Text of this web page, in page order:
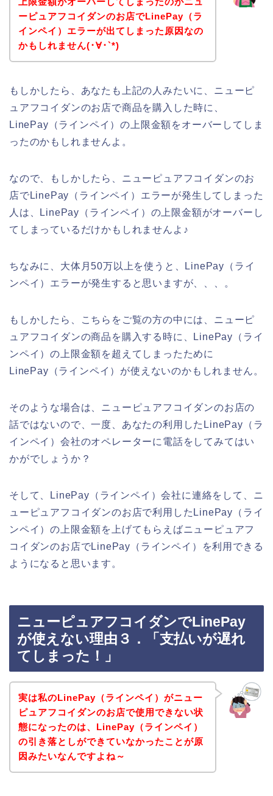
ーピュアフコイダンのお店でLinePay（ラ
インペイ）エラーが出てしまった原因なの
かもしれません(･∀･`*)
もしかしたら、あなたも上記の人みたいに、ニューピ
ュアフコイダンのお店で商品を購入した時に、
LinePay（ラインペイ）の上限金額をオーバーしてしま
ったのかもしれませんよ。
なので、もしかしたら、ニューピュアフコイダンのお
店でLinePay（ラインペイ）エラーが発生してしまった
人は、LinePay（ラインペイ）の上限金額がオーバーし
てしまっているだけかもしれませんよ♪
ちなみに、大体月50万以上を使うと、LinePay（ライ
ンペイ）エラーが発生すると思いますが、、、。
もしかしたら、こちらをご覧の方の中には、ニューピ
ュアフコイダンの商品を購入する時に、LinePay（ライ
ンペイ）の上限金額を超えてしまったために
LinePay（ラインペイ）が使えないのかもしれません。
そのような場合は、ニューピュアフコイダンのお店の
話ではないので、一度、あなたの利用したLinePay（ラ
インペイ）会社のオペレーターに電話をしてみてはい
かがでしょうか？
そして、LinePay（ラインペイ）会社に連絡をして、ニ
ューピュアフコイダンのお店で利用したLinePay（ライ
ンペイ）の上限金額を上げてもらえばニューピュアフ
コイダンのお店でLinePay（ラインペイ）を利用できる
ようになると思います。
ニューピュアフコイダンでLinePay
が使えない理由３．「支払いが遅れ
てしまった！」
実は私のLinePay（ラインペイ）がニュー
ピュアフコイダンのお店で使用できない状
態になったのは、LinePay（ラインペイ）
の引き落としができていなかったことが原
因みたいなんですよね～